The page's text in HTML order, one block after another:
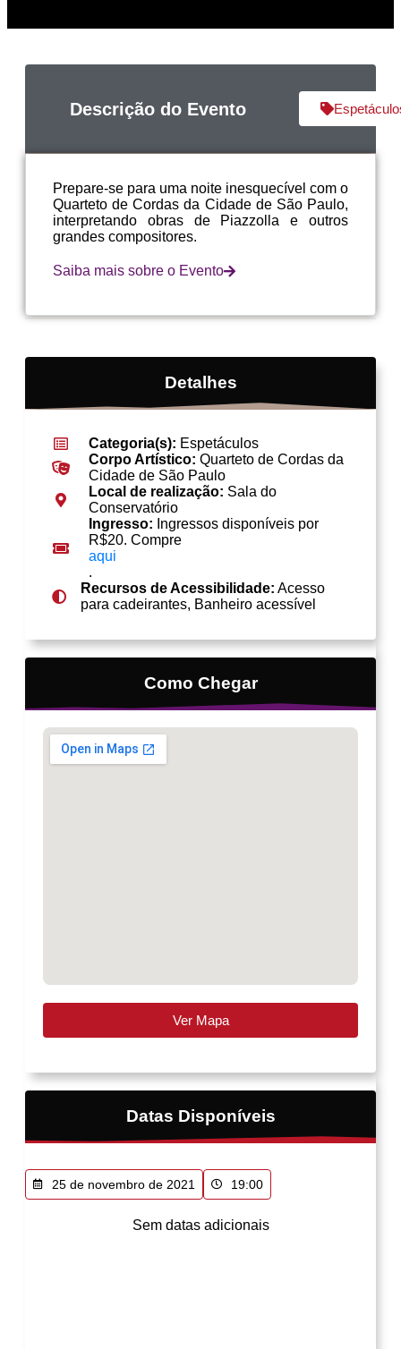
Descrição do Evento
Prepare-se para uma noite inesquecível com o
Quarteto de Cordas da Cidade de São Paulo,
interpretando obras de Piazzolla e outros
grandes compositores.
Saiba mais sobre o Evento
Detalhes
Categoria(s): Espetáculos
Corpo Artístico: Quarteto de Cordas da
Cidade de São Paulo
Local de realização: Sala do
Conservatório
Ingresso: Ingressos disponíveis por
R$20. Compre
aqui
.
Recursos de Acessibilidade: Acesso
para cadeirantes, Banheiro acessível
Como Chegar
Ver Mapa
Datas Disponíveis
25 de novembro de 2021 19:00
Sem datas adicionais